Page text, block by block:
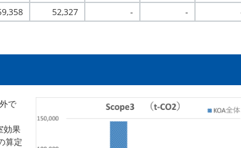
52,327 - -
で
効果
算定